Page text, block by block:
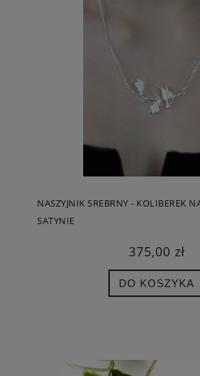
NASZYJNIK SREBRNY - KOLIBEREK
SATYNIE
375,00 zł
DO KOSZYKA